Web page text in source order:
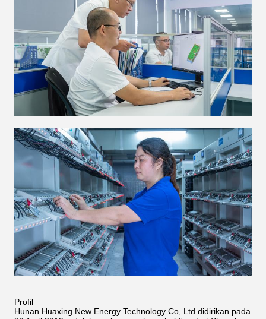
Profil
Hunan Huaxing New Energy Technology Co, Ltd didirikan pada